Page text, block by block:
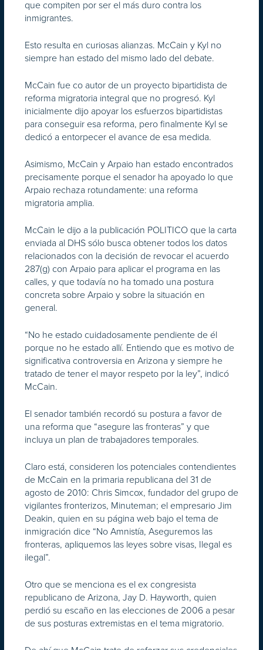
que compiten por ser el más duro contra los
inmigrantes.
Esto resulta en curiosas alianzas. McCain y Kyl no
siempre han estado del mismo lado del debate.
McCain fue co autor de un proyecto bipartidista de
reforma migratoria integral que no progresó. Kyl
inicialmente dijo apoyar los esfuerzos bipartidistas
para conseguir esa reforma, pero finalmente Kyl se
dedicó a entorpecer el avance de esa medida.
Asimismo, McCain y Arpaio han estado encontrados
precisamente porque el senador ha apoyado lo que
Arpaio rechaza rotundamente: una reforma
migratoria amplia.
McCain le dijo a la publicación POLITICO que la carta
enviada al DHS sólo busca obtener todos los datos
relacionados con la decisión de revocar el acuerdo
287(g) con Arpaio para aplicar el programa en las
calles, y que todavía no ha tomado una postura
concreta sobre Arpaio y sobre la situación en
general.
“No he estado cuidadosamente pendiente de él
porque no he estado allí. Entiendo que es motivo de
significativa controversia en Arizona y siempre he
tratado de tener el mayor respeto por la ley”, indicó
McCain.
El senador también recordó su postura a favor de
una reforma que “asegure las fronteras” y que
incluya un plan de trabajadores temporales.
Claro está, consideren los potenciales contendientes
de McCain en la primaria republicana del 31 de
agosto de 2010: Chris Simcox, fundador del grupo de
vigilantes fronterizos, Minuteman; el empresario Jim
Deakin, quien en su página web bajo el tema de
inmigración dice “No Amnistía, Aseguremos las
fronteras, apliquemos las leyes sobre visas, Ilegal es
ilegal”.
Otro que se menciona es el ex congresista
republicano de Arizona, Jay D. Hayworth, quien
perdió su escaño en las elecciones de 2006 a pesar
de sus posturas extremistas en el tema migratorio.